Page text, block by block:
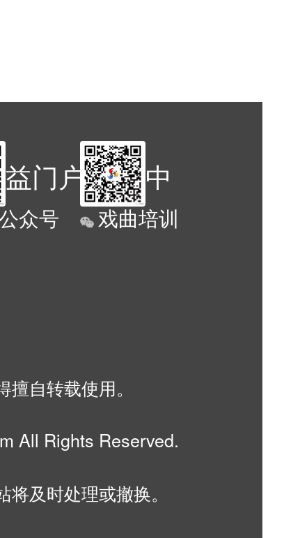
众号 戏曲培训
门户网站,中
自转载使用。
All Rights Reserved.
及时处理或撤换。